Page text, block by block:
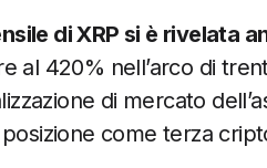
di XRP si è rivelata
al 420% nell’arco di
di mercato
come terza